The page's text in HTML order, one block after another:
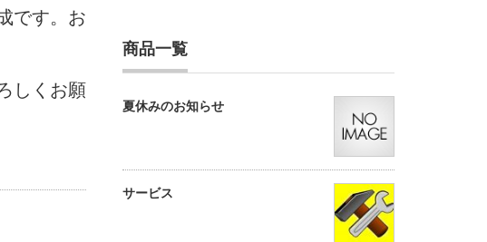
です。お
しくお願
商品一覧
夏休みのお知らせ
サービス